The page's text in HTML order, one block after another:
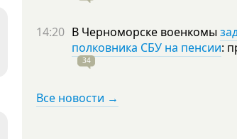
14:20 В Черноморске военкомы
полковника СБУ на пенсии:
34
Все новости →